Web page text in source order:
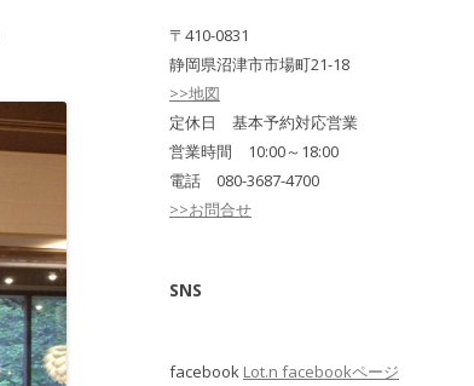
〒410-0831
静岡県沼津市市場町21-18
>>地図
定休日 基本予約対応営業
営業時間 10:00～18:00
電話 080-3687-4700
>>お問合せ
SNS
facebook Lot.n facebookページ